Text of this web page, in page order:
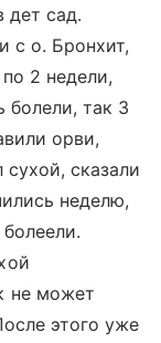
дет сад.
с о. Бронхит,
2 недели,
болели, так 3
орви,
сказали
неделю,
не может
этого уже